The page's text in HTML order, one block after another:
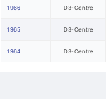
1966 D3-Centre
1965 D3-Centre
1964 D3-Centre